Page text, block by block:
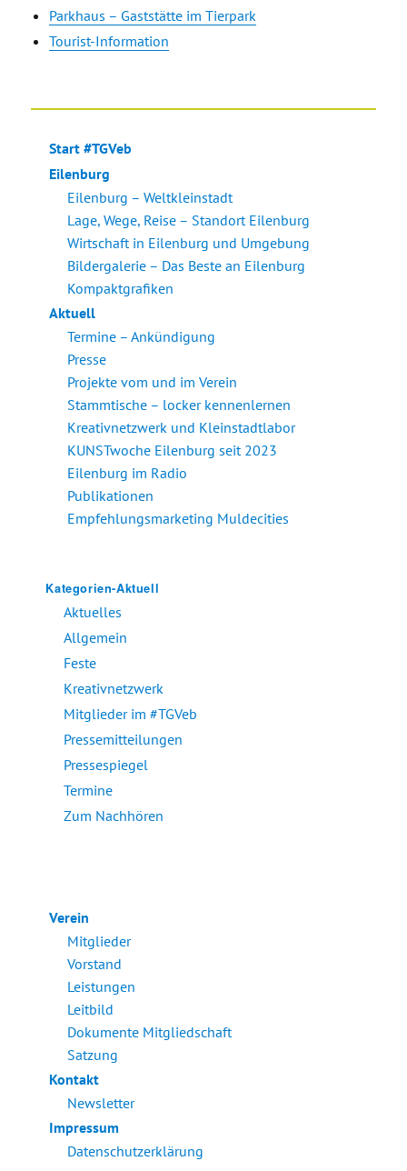
Parkhaus – Gaststätte im Tierpark
Tourist-Information
Start #TGVeb
Eilenburg
Eilenburg – Weltkleinstadt
Lage, Wege, Reise – Standort Eilenburg
Wirtschaft in Eilenburg und Umgebung
Bildergalerie – Das Beste an Eilenburg
Kompaktgrafiken
Aktuell
Termine – Ankündigung
Presse
Projekte vom und im Verein
Stammtische – locker kennenlernen
Kreativnetzwerk und Kleinstadtlabor
KUNSTwoche Eilenburg seit 2023
Eilenburg im Radio
Publikationen
Empfehlungsmarketing Muldecities
Kategorien-Aktuell
Aktuelles
Allgemein
Feste
Kreativnetzwerk
Mitglieder im #TGVeb
Pressemitteilungen
Pressespiegel
Termine
Zum Nachhören
Verein
Mitglieder
Vorstand
Leistungen
Leitbild
Dokumente Mitgliedschaft
Satzung
Kontakt
Newsletter
Impressum
Datenschutzerklärung